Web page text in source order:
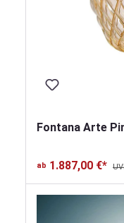
Fontana Arte
ab 1.887,00 €*